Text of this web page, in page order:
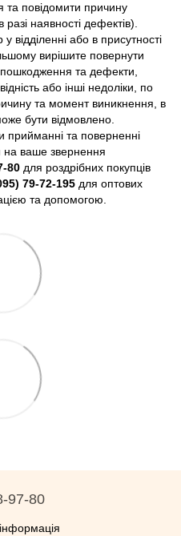
та повідомити причину
наявності дефектів).
відділенні або в присутності
вирішите повернути
та дефекти,
або інші недоліки, по
та момент виникнення, в
бути відмовлено.
прийманні та поверненні
на ваше звернення
80 для роздрібних покупців
79-72-195 для оптових
та допомогою.
97-80